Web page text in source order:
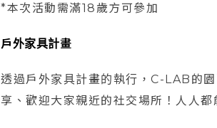
*本次活動需滿18歲方可參加
戶外家具計畫
透過戶外家具計畫的執行，C-LAB的
享、歡迎大家親近的社交場所！人人